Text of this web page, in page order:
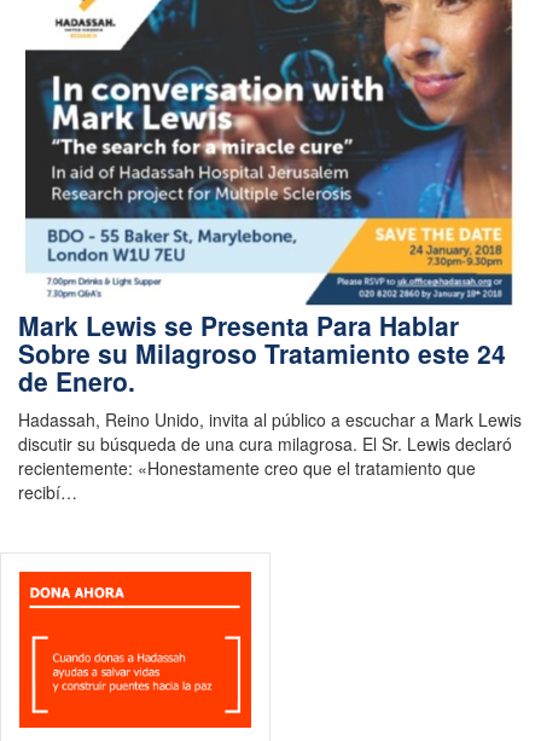
Mark Lewis se Presenta Para Hablar
Sobre su Milagroso Tratamiento este 24
de Enero.
Hadassah, Reino Unido, invita al público a escuchar a Mark Lewis
discutir su búsqueda de una cura milagrosa. El Sr. Lewis declaró
recientemente: «Honestamente creo que el tratamiento que
recibí…